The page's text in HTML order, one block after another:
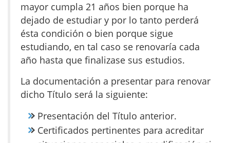
mayor cumpla 21 años bien porque ha
dejado de estudiar y por lo tanto perderá
ésta condición o bien porque sigue
estudiando, en tal caso se renovaría cada
año hasta que finalizase sus estudios.
La documentación a presentar para renovar
dicho Título será la siguiente:
Presentación del Título anterior.
Certificados pertinentes para acreditar